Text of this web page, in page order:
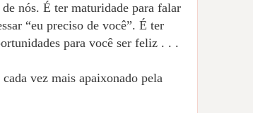
nós. É ter maturidade para falar
“eu preciso de você”. É ter
para você ser feliz . . .
vez mais apaixonado pela